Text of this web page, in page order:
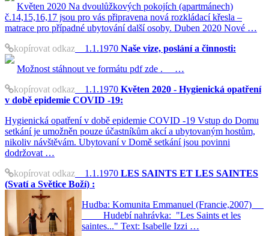
Květen 2020 Na dvoulůžkových pokojích (apartmánech)
č.14,15,16,17 jsou pro vás připravena nová rozkládací křesla –
matrace pro případné ubytování další osoby. Duben 2020 Nové …
kopírovat odkaz 1.1.1970 Naše vize, poslání a činnosti:
Možnost stáhnout ve formátu pdf zde . …
kopírovat odkaz 1.1.1970 Květen 2020 - Hygienická opatření
v době epidemie COVID -19:
Hygienická opatření v době epidemie COVID -19 Vstup do Domu
setkání je umožněn pouze účastníkům akcí a ubytovaným hostům,
nikoliv návštěvám. Ubytovaní v Domě setkání jsou povinni
dodržovat …
kopírovat odkaz 1.1.1970 LES SAINTS ET LES SAINTES
(Svatí a Světice Boží) :
Hudba: Komunita Emmanuel (Francie,2007)
Hudebí nahrávka: "Les Saints et les
saintes..." Text: Isabelle Izzi …